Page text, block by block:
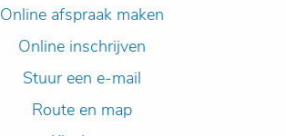
Online afspraak maken
Online inschrijven
Stuur een e-mail
Route en map